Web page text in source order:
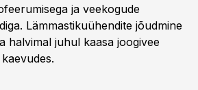
ja veekogude
Lämmastikuühendite jõudmine
halvimal juhul kaasa joogivee